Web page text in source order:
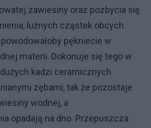
zawiesiny oraz pozbycia się
luźnych cząstek obcych
pękniecie w
materii. Dokonuje się tego w
kadzi ceramicznych
zębami, tak że pozostaje
wodnej, a
opadają na dno. Przepuszcza